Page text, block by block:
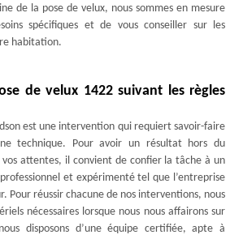
de la pose de velux, nous sommes en mesure
spécifiques et de vous conseiller sur les
habitation.
de velux 1422 suivant les règles
est une intervention qui requiert savoir-faire
technique. Pour avoir un résultat hors du
attentes, il convient de confier la tâche à un
et expérimenté tel que l’entreprise
Pour réussir chacune de nos interventions, nous
nécessaires lorsque nous nous affairons sur
disposons d’une équipe certifiée, apte à